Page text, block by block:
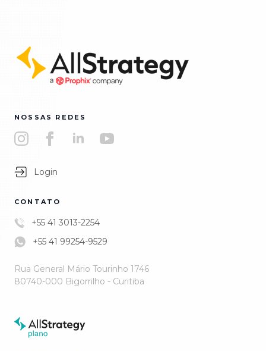
NOSSAS REDES
Login
CONTATO
+55 41 3013-2254
+55 41 99254-9529
Rua General Mário Tourinho 1746
80740-000 Bigorrilho - Curitiba